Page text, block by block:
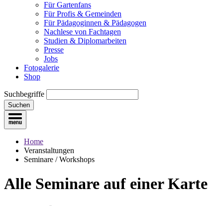
Für Gartenfans
Für Profis & Gemeinden
Für Pädagoginnen & Pädagogen
Nachlese von Fachtagen
Studien & Diplomarbeiten
Presse
Jobs
Fotogalerie
Shop
Suchbegriffe
Suchen
Home
Veranstaltungen
Seminare / Workshops
Alle Seminare auf einer Karte